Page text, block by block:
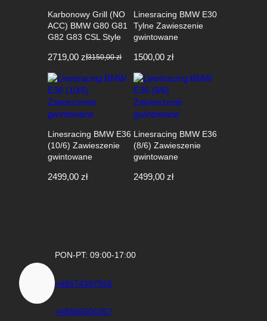
Karbonowy Grill (NO
ACC) BMW G80 G81
G82 G83 CSL Style
3150,00zł
Pierwotna
cena
wynosiła:
3150,00 zł.
2719,00 zł
Aktualna
cena
wynosi:
2719,00 zł.
Linesracing BMW E30
Tylne Zawieszenie
gwintowane
1500,00 zł
Linesracing BMW E36
(10/6) Zawieszenie
gwintowane
2499,00 zł
Linesracing BMW E36
(8/6) Zawieszenie
gwintowane
2499,00 zł
PON-PT: 09:00-17:00
+48574397555
+48666606267